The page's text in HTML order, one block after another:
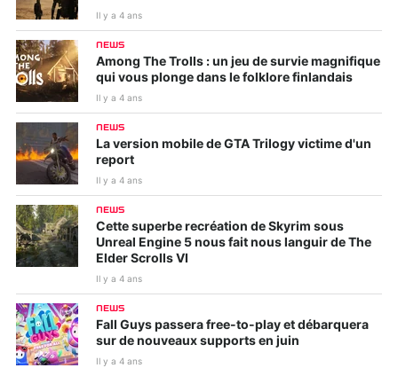
Il y a 4 ans
NEWS
Among The Trolls : un jeu de survie magnifique
qui vous plonge dans le folklore finlandais
Il y a 4 ans
NEWS
La version mobile de GTA Trilogy victime d'un
report
Il y a 4 ans
NEWS
Cette superbe recréation de Skyrim sous
Unreal Engine 5 nous fait nous languir de The
Elder Scrolls VI
Il y a 4 ans
NEWS
Fall Guys passera free-to-play et débarquera
sur de nouveaux supports en juin
Il y a 4 ans